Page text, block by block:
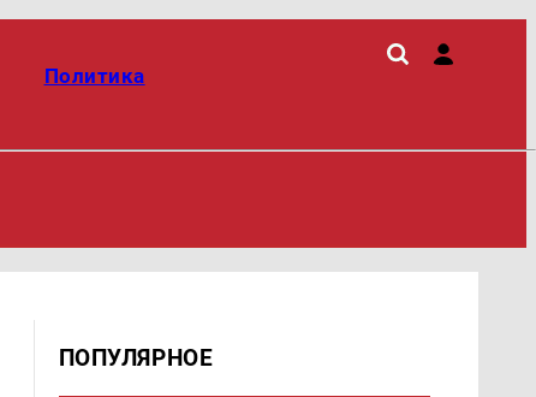
Политика
ПОПУЛЯРНОЕ